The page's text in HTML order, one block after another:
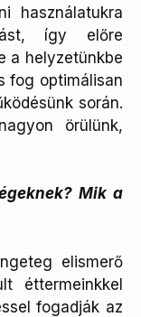
használatukra
így előre
a helyzetünkbe
fog optimálisan
során.
örülünk,
Mik a
elismerő
éttermeinkkel
fogadják az